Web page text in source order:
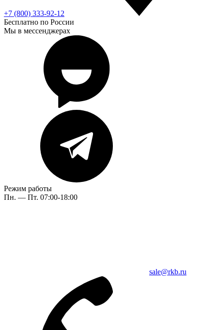
+7 (800) 333-92-12
Бесплатно по России
Мы в мессенджерах
Режим работы
Пн. — Пт. 07:00-18:00
sale@rkb.ru